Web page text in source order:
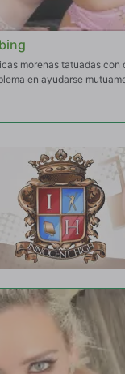
morenas tatuadas con
en ayudarse